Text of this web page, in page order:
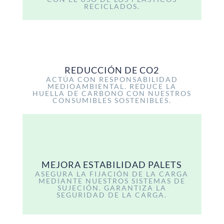
RECICLADOS.
REDUCCIÓN DE CO2
ACTÚA CON RESPONSABILIDAD
MEDIOAMBIENTAL. REDUCE LA
HUELLA DE CARBONO CON NUESTROS
CONSUMIBLES SOSTENIBLES.
MEJORA ESTABILIDAD PALETS
ASEGURA LA FIJACIÓN DE LA CARGA
MEDIANTE NUESTROS SISTEMAS DE
SUJECIÓN. GARANTIZA LA
SEGURIDAD DE LA CARGA.